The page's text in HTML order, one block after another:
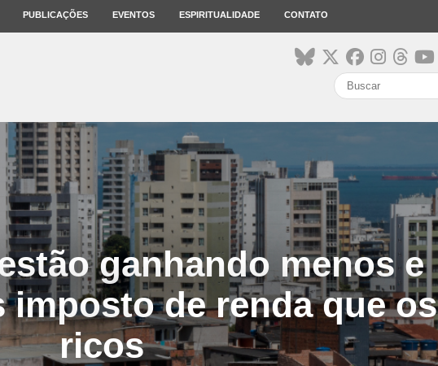
PUBLICAÇÕES EVENTOS ESPIRITUALIDADE CONTATO
ganhando menos e
imposto de renda que os
ricos